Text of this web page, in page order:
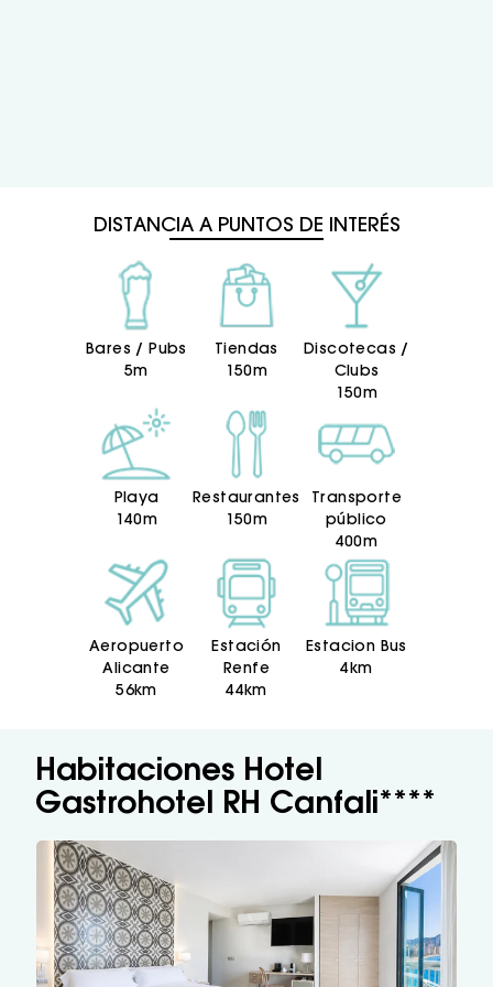
DISTANCIA A PUNTOS DE INTERÉS
Bares / Pubs
5m
Tiendas
150m
Discotecas /
Clubs
150m
Playa
140m
Restaurantes
150m
Transporte
público
400m
Aeropuerto
Alicante
56km
Estación
Renfe
44km
Estacion Bus
4km
Habitaciones Hotel
Gastrohotel RH Canfali****